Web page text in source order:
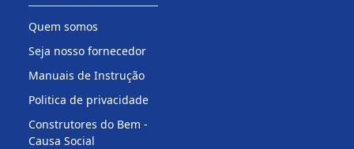
Quem somos
Seja nosso fornecedor
Manuais de Instrução
Politica de privacidade
Construtores do Bem -
Causa Social